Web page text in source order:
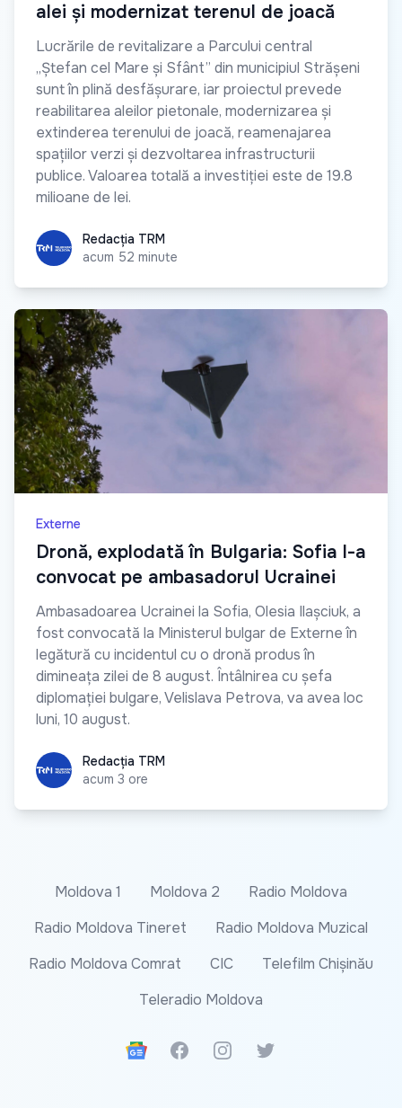
alei și modernizat terenul de joacă
Lucrările de revitalizare a Parcului central
„Ștefan cel Mare și Sfânt” din municipiul Strășeni
sunt în plină desfășurare, iar proiectul prevede
reabilitarea aleilor pietonale, modernizarea și
extinderea terenului de joacă, reamenajarea
spațiilor verzi și dezvoltarea infrastructurii
publice. Valoarea totală a investiției este de 19.8
milioane de lei.
Redacția TRM
Redacția TRM
acum 52 minute
Externe
Dronă, explodată în Bulgaria: Sofia l-a
convocat pe ambasadorul Ucrainei
Ambasadoarea Ucrainei la Sofia, Olesia Ilașciuk, a
fost convocată la Ministerul bulgar de Externe în
legătură cu incidentul cu o dronă produs în
dimineața zilei de 8 august. Întâlnirea cu șefa
diplomației bulgare, Velislava Petrova, va avea loc
luni, 10 august.
Redacția TRM
Redacția TRM
acum 3 ore
Moldova 1 Moldova 2
Radio Moldova
Radio Moldova Tineret
Radio Moldova Muzical
Radio Moldova Comrat
CIC
Telefilm Chișinău
Teleradio Moldova
Google News
FacebookInstagramTwitter